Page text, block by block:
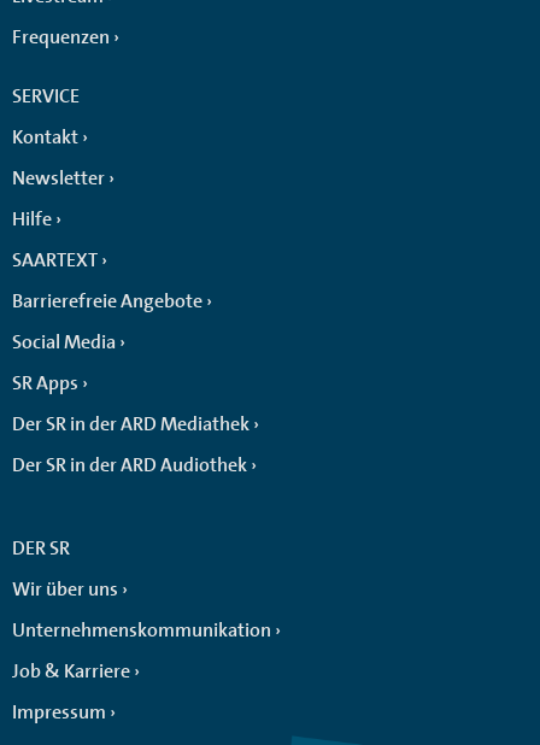
Frequenzen
SERVICE
Kontakt
Newsletter
Hilfe
SAARTEXT
Barrierefreie Angebote
Social Media
SR Apps
Der SR in der ARD Mediathek
Der SR in der ARD Audiothek
DER SR
Wir über uns
Unternehmenskommunikation
Job & Karriere
Impressum